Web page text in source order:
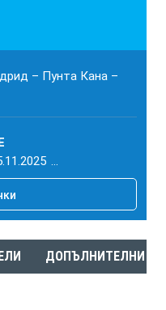
– Пунта Кана –
...
ДОПЪЛНИТЕЛНИ